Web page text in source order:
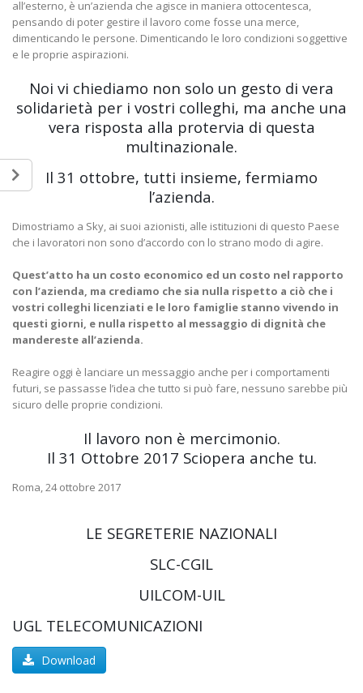
all’esterno, è un’azienda che agisce in maniera ottocentesca,
pensando di poter gestire il lavoro come fosse una merce,
dimenticando le persone. Dimenticando le loro condizioni soggettive
e le proprie aspirazioni.
Noi vi chiediamo non solo un gesto di vera
solidarietà per i vostri colleghi, ma anche una
vera risposta alla protervia di questa
multinazionale.
Il 31 ottobre, tutti insieme, fermiamo
l’azienda.
Dimostriamo a Sky, ai suoi azionisti, alle istituzioni di questo Paese
che i lavoratori non sono d’accordo con lo strano modo di agire.
Quest’atto ha un costo economico ed un costo nel rapporto
con l’azienda, ma crediamo che sia nulla rispetto a ciò che i
vostri colleghi licenziati e le loro famiglie stanno vivendo in
questi giorni, e nulla rispetto al messaggio di dignità che
mandereste all’azienda.
Reagire oggi è lanciare un messaggio anche per i comportamenti
futuri, se passasse l’idea che tutto si può fare, nessuno sarebbe più
sicuro delle proprie condizioni.
Il lavoro non è mercimonio.
Il 31 Ottobre 2017 Sciopera anche tu.
Roma, 24 ottobre 2017
LE SEGRETERIE NAZIONALI
SLC-CGIL
UILCOM-UIL
UGL TELECOMUNICAZIONI
Download